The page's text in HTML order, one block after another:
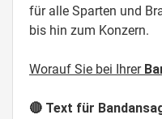
für alle Sparten und
bis hin zum Konzern.
Worauf Sie bei Ihrer
🔴 Text für